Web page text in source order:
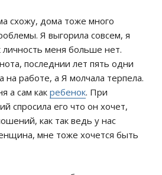
схожу, дома тоже много
Я выгорила совсем, я
личность меня больше нет.
последнии лет пять одни
работе, а Я молчала терпела.
а сам как ребенок. При
спросила его что он хочет,
как так ведь у нас
мне тоже хочется быть